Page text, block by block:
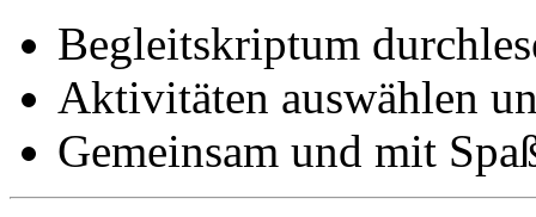
Begleitskriptum
Aktivitäten auswählen
Gemeinsam und mit